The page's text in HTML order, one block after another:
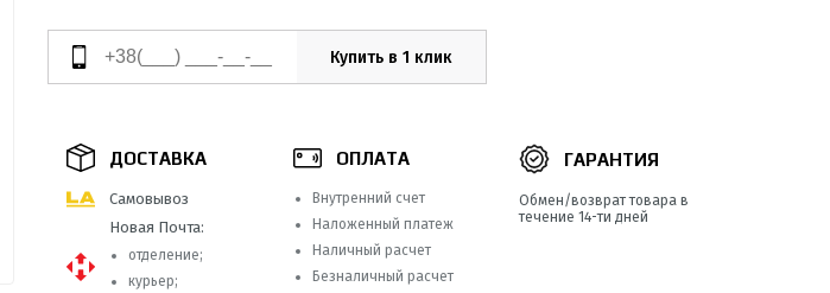
Купить в 1 клик
ДОСТАВКА
Самовывоз
Новая Почта:
отделение;
курьер;
ОПЛАТА
Внутренний счет
Наложенный платеж
Наличный расчет
Безналичный расчет
ГАРАНТИЯ
Обмен/возврат товара в
течение 14-ти дней